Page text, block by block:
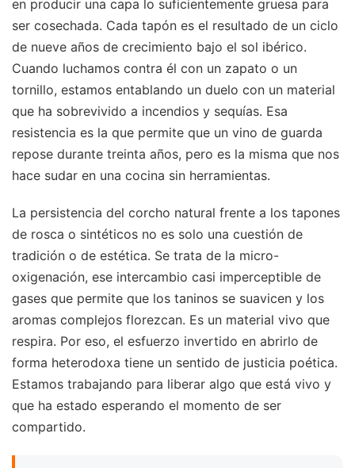
en producir una capa lo suficientemente gruesa para
ser cosechada. Cada tapón es el resultado de un ciclo
de nueve años de crecimiento bajo el sol ibérico.
Cuando luchamos contra él con un zapato o un
tornillo, estamos entablando un duelo con un material
que ha sobrevivido a incendios y sequías. Esa
resistencia es la que permite que un vino de guarda
repose durante treinta años, pero es la misma que nos
hace sudar en una cocina sin herramientas.
La persistencia del corcho natural frente a los tapones
de rosca o sintéticos no es solo una cuestión de
tradición o de estética. Se trata de la micro-
oxigenación, ese intercambio casi imperceptible de
gases que permite que los taninos se suavicen y los
aromas complejos florezcan. Es un material vivo que
respira. Por eso, el esfuerzo invertido en abrirlo de
forma heterodoxa tiene un sentido de justicia poética.
Estamos trabajando para liberar algo que está vivo y
que ha estado esperando el momento de ser
compartido.